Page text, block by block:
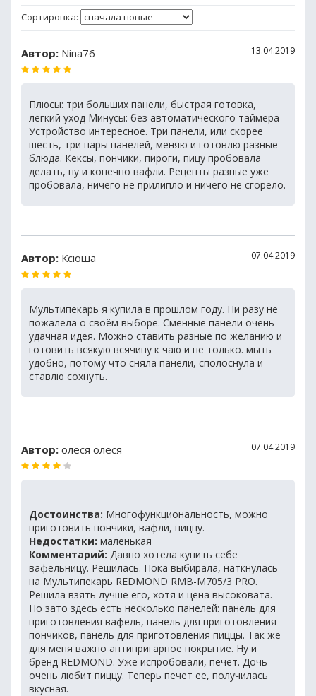
Сортировка:
Автор: Nina76 13.04.2019
Плюсы: три больших панели, быстрая готовка,
легкий уход Минусы: без автоматического таймера
Устройство интересное. Три панели, или скорее
шесть, три пары панелей, меняю и готовлю разные
блюда. Кексы, пончики, пироги, пицу пробовала
делать, ну и конечно вафли. Рецепты разные уже
пробовала, ничего не прилипло и ничего не сгорело.
Автор: Ксюша 07.04.2019
Мультипекарь я купила в прошлом году. Ни разу не
пожалела о своём выборе. Сменные панели очень
удачная идея. Можно ставить разные по желанию и
готовить всякую всячину к чаю и не только. мыть
удобно, потому что сняла панели, сполоснула и
ставлю сохнуть.
Автор: олеся олеся 07.04.2019
Достоинства: Многофункциональность, можно
приготовить пончики, вафли, пиццу.
Недостатки: маленькая
Комментарий: Давно хотела купить себе
вафельницу. Решилась. Пока выбирала, наткнулась
на Мультипекарь REDMOND RMB-M705/3 PRO.
Решила взять лучше его, хотя и цена высоковата.
Но зато здесь есть несколько панелей: панель для
приготовления вафель, панель для приготовления
пончиков, панель для приготовления пиццы. Так же
для меня важно антипригарное покрытие. Ну и
бренд REDMOND. Уже испробовали, печет. Дочь
очень любит пиццу. Теперь печет ее, получилась
вкусная.